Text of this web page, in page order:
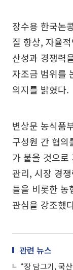
장수용 한국논
질 향상, 자율
산성과 경쟁력
자조금 범위를
의지를 밝혔다.
변상문 농식품
구성원 간 협의
가 붙을 것으
관리, 시장 경
들을 비롯한 농
관심을 강조했
관련 뉴스
“장 담그기, 국